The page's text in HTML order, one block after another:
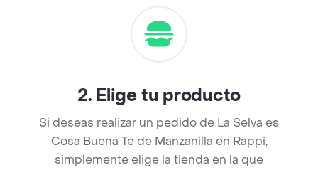
2. Elige tu producto
Si deseas realizar un pedido de La Selva es
Cosa Buena Té de Manzanilla en Rappi,
simplemente elige la tienda en la que